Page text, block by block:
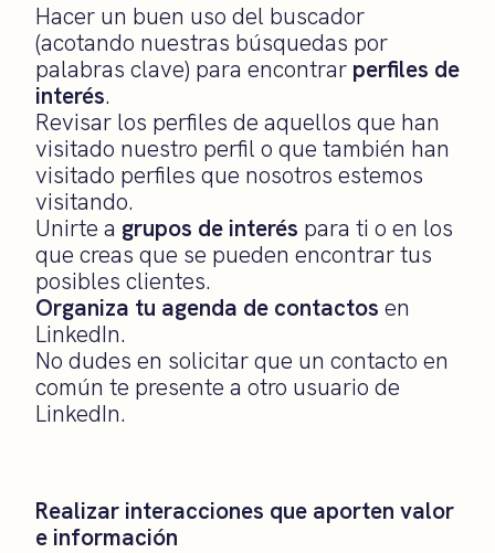
Hacer un buen uso del buscador
(acotando nuestras búsquedas por
palabras clave) para encontrar perfiles de
interés.
Revisar los perfiles de aquellos que han
visitado nuestro perfil o que también han
visitado perfiles que nosotros estemos
visitando.
Unirte a grupos de interés para ti o en los
que creas que se pueden encontrar tus
posibles clientes.
Organiza tu agenda de contactos en
LinkedIn.
No dudes en solicitar que un contacto en
común te presente a otro usuario de
LinkedIn.
Realizar interacciones que aporten valor
e información